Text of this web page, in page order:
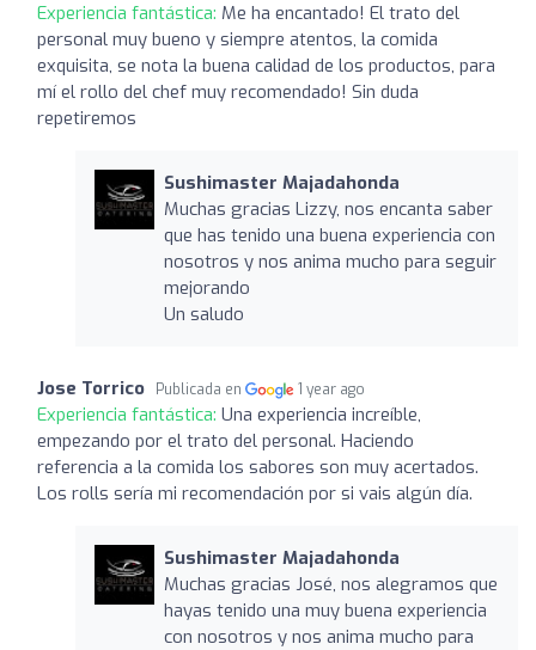
Experiencia fantástica: Me ha encantado! El trato del
personal muy bueno y siempre atentos, la comida
exquisita, se nota la buena calidad de los productos, para
mí el rollo del chef muy recomendado! Sin duda
repetiremos
Sushimaster Majadahonda
Muchas gracias Lizzy, nos encanta saber
que has tenido una buena experiencia con
nosotros y nos anima mucho para seguir
mejorando
Un saludo
Jose Torrico Publicada en 1 year ago
Experiencia fantástica: Una experiencia increíble,
empezando por el trato del personal. Haciendo
referencia a la comida los sabores son muy acertados.
Los rolls sería mi recomendación por si vais algún día.
Sushimaster Majadahonda
Muchas gracias José, nos alegramos que
hayas tenido una muy buena experiencia
con nosotros y nos anima mucho para